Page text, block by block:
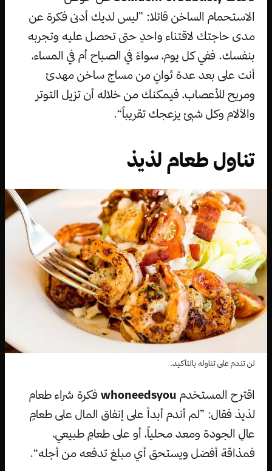
الاستحمام الساخن قائلا: ”ليس لديك أدنى فكرة عن
مدى حاجتك لاقتناء واحدٍ حتى تحصل عليه وتجربه
بنفسك. ففي كل يوم، سواءً في الصباح أم في المساء،
أنت على بعد عدة ثوانٍ من مساج ساخن مهدئ
ومريح للأعصاب، فيمكنك من خلاله أن تزيل التوتر
والآلام وكل شيئ يزعجك تقريباً“.
تناول طعام لذيذ
لن تندم على تناوله بالتأكيد.
اقترح المستخدم whoneedsyou فكرة شراء طعام
لذيذ فقال: ”لم أندم أبداً على إنفاق المال على طعامٍ
عالِ الجودة ومعد محلياً، أو على طعامٍ طبيعي،
فمذاقة أفضل ويستحق أي مبلغ تدفعه من أجله“.